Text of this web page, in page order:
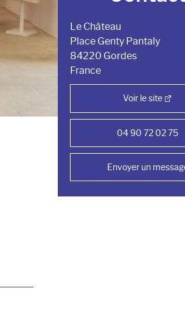
Le Château
Place Genty Pantaly
84220 Gordes
France
Voir le site
04 90 72 02 75
Envoyer un